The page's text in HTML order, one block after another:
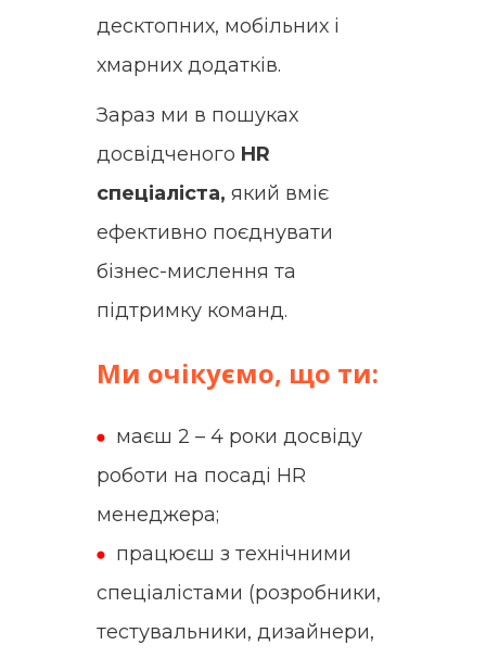
десктопних, мобільних і
хмарних додатків.
Зараз ми в пошуках
досвідченого HR
спеціаліста, який вміє
ефективно поєднувати
бізнес-мислення та
підтримку команд.
Ми очікуємо, що ти:
маєш 2 – 4 роки досвіду
роботи на посаді HR
менеджера;
працюєш з технічними
спеціалістами (розробники,
тестувальники, дизайнери,